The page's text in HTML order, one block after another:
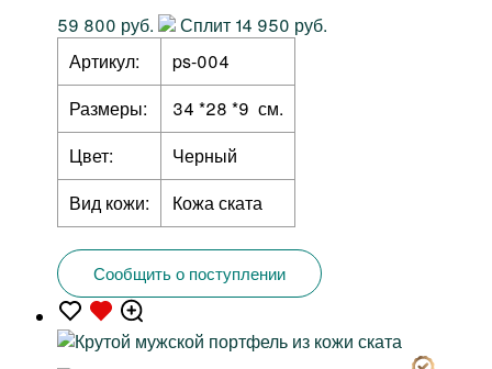
59 800 руб.
Сплит 14 950 руб.
Артикул:
ps-004
Размеры:
34 *28 *9 см.
Цвет:
Черный
Вид кожи:
Кожа ската
Сообщить о поступлении